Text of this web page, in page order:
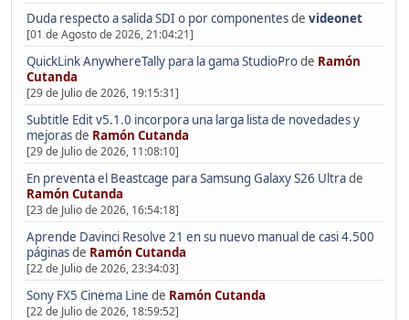
Duda respecto a salida SDI o por componentesde videonet
[01 de Agosto de 2026, 21:04:21]
QuickLink AnywhereTally para la gama StudioProde Ramón
Cutanda
[29 de Julio de 2026, 19:15:31]
Subtitle Edit v5.1.0 incorpora una larga lista de novedades y
mejorasde Ramón Cutanda
[29 de Julio de 2026, 11:08:10]
En preventa el Beastcage para Samsung Galaxy S26 Ultrade
Ramón Cutanda
[23 de Julio de 2026, 16:54:18]
Aprende Davinci Resolve 21 en su nuevo manual de casi 4.500
páginasde Ramón Cutanda
[22 de Julio de 2026, 23:34:03]
Sony FX5 Cinema Line de Ramón Cutanda
[22 de Julio de 2026, 18:59:52]